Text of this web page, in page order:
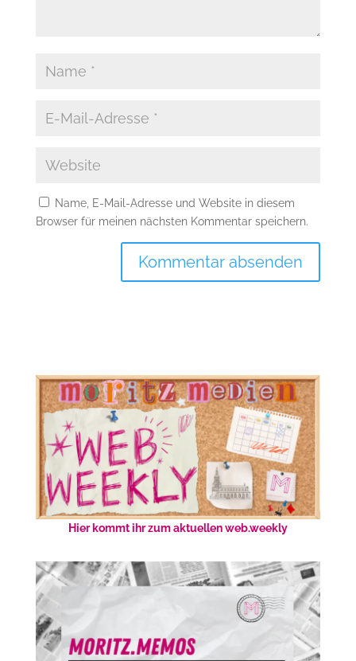
Name, E-Mail-Adresse und Website in diesem
Browser für meinen nächsten Kommentar speichern.
Hier kommt ihr zum aktuellen web.weekly